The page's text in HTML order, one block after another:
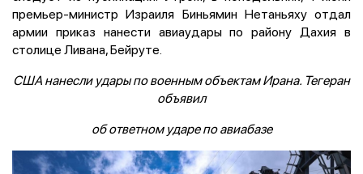
премьер-министр Израиля Биньямин Нетаньяху отдал
армии приказ нанести авиаудары по району Дахия в
столице Ливана, Бейруте.
США нанесли удары по военным объектам Ирана. Тегеран
объявил
об ответном ударе по авиабазе